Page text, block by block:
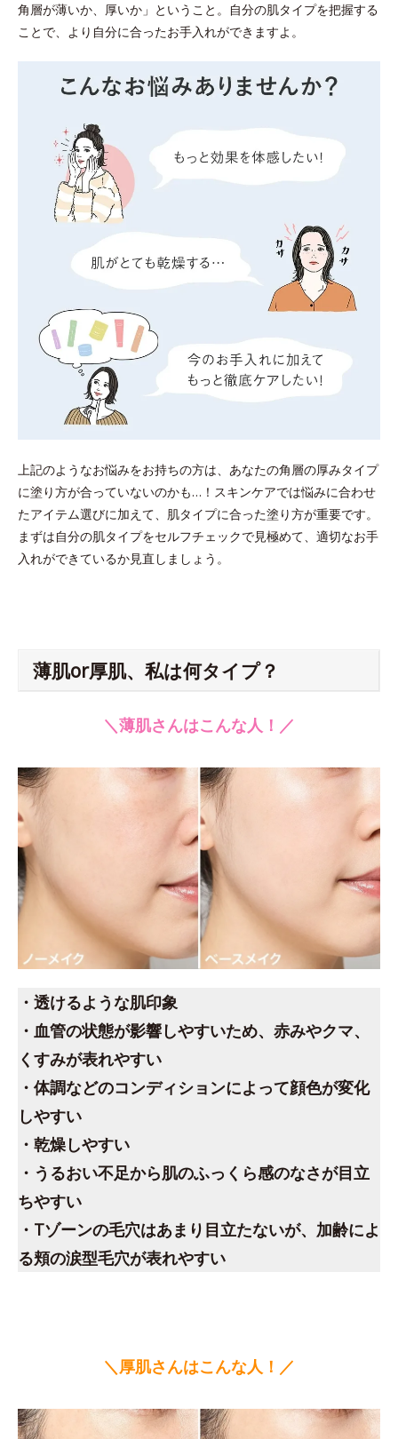
角層が薄いか、厚いか」ということ。自分の肌タイプを把握する
ことで、より自分に合ったお手入れができますよ。
上記のようなお悩みをお持ちの方は、あなたの角層の厚みタイプ
に塗り方が合っていないのかも…！スキンケアでは悩みに合わせ
たアイテム選びに加えて、肌タイプに合った塗り方が重要です。
まずは自分の肌タイプをセルフチェックで見極めて、適切なお手
入れができているか見直しましょう。
薄肌or厚肌、私は何タイプ？
＼薄肌さんはこんな人！／
・透けるような肌印象
・血管の状態が影響しやすいため、赤みやクマ、
くすみが表れやすい
・体調などのコンディションによって顔色が変化
しやすい
・乾燥しやすい
・うるおい不足から肌のふっくら感のなさが目立
ちやすい
・Tゾーンの毛穴はあまり目立たないが、加齢によ
る頬の涙型毛穴が表れやすい
＼厚肌さんはこんな人！／